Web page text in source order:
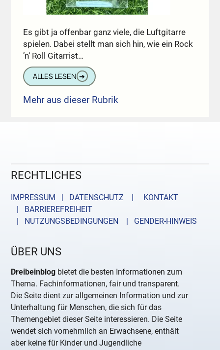
Es gibt ja offenbar ganz viele, die Luftgitarre
spielen. Dabei stellt man sich hin, wie ein Rock
’n‘ Roll Gitarrist…
ALLES LESEN ➔
Mehr aus dieser Rubrik
RECHTLICHES
IMPRESSUM | DATENSCHUTZ |
KONTAKT
| BARRIEREFREIHEIT
| NUTZUNGSBEDINGUNGEN
| GENDER-HINWEIS
ÜBER UNS
Dreibeinblog bietet die besten Informationen zum
Thema. Fachinformationen, fair und transparent.
Die Seite dient zur allgemeinen Information und zur
Unterhaltung für Menschen, die sich für das
Themengebiet dieser Seite interessieren. Die Seite
wendet sich vornehmlich an Erwachsene, enthält
aber keine für Kinder und Jugendliche